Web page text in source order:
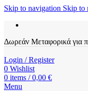
Skip to navigation Skip to
Δωρεάν Μεταφορικά για
Login / Register
0 Wishlist
0 items / 0,00 €
Menu